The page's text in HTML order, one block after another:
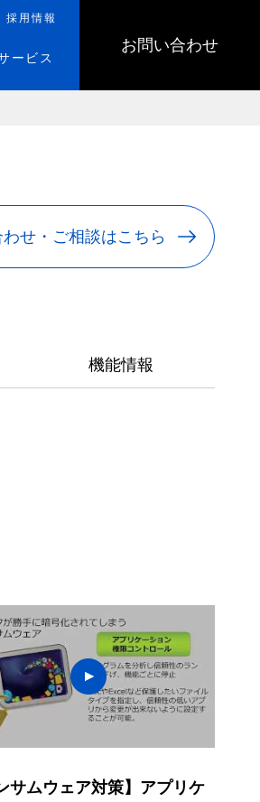
お問い合わせ
採用情報
ービス
せ・ご相談はこちら
機能情報
サムウェア対策】アプリケ